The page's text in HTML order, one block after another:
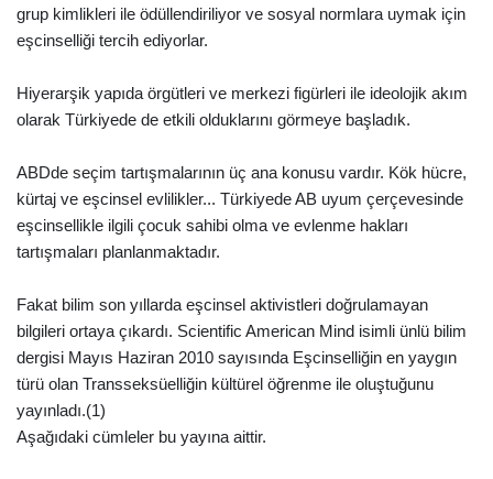
grup kimlikleri ile ödüllendiriliyor ve sosyal normlara uymak için
eşcinselliği tercih ediyorlar.
Hiyerarşik yapıda örgütleri ve merkezi figürleri ile ideolojik akım
olarak Türkiyede de etkili olduklarını görmeye başladık.
ABDde seçim tartışmalarının üç ana konusu vardır. Kök hücre,
kürtaj ve eşcinsel evlilikler... Türkiyede AB uyum çerçevesinde
eşcinsellikle ilgili çocuk sahibi olma ve evlenme hakları
tartışmaları planlanmaktadır.
Fakat bilim son yıllarda eşcinsel aktivistleri doğrulamayan
bilgileri ortaya çıkardı. Scientific American Mind isimli ünlü bilim
dergisi Mayıs Haziran 2010 sayısında Eşcinselliğin en yaygın
türü olan Transseksüelliğin kültürel öğrenme ile oluştuğunu
yayınladı.(1)
Aşağıdaki cümleler bu yayına aittir.